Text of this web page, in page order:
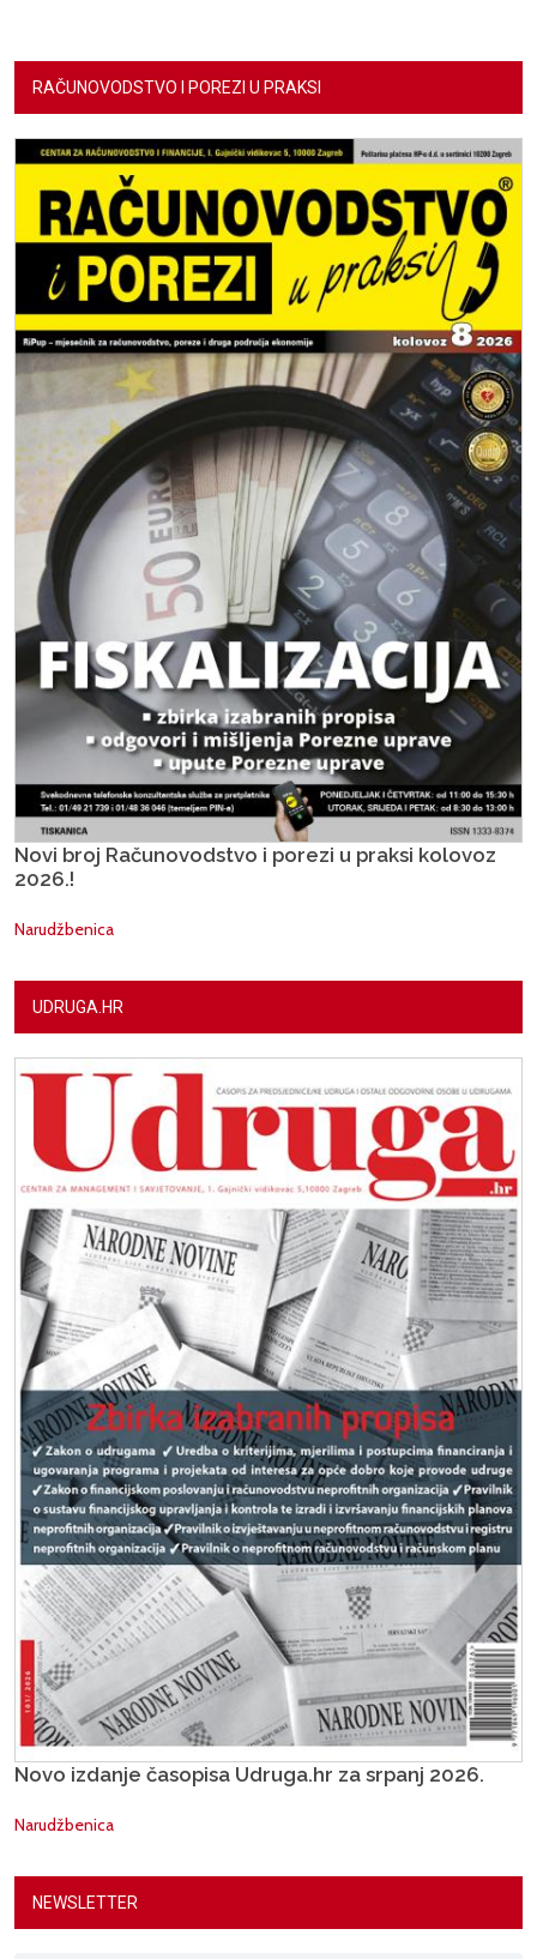
RAČUNOVODSTVO I POREZI U PRAKSI
Novi broj Računovodstvo i porezi u praksi kolovoz
2026.!
Narudžbenica
UDRUGA.HR
Novo izdanje časopisa Udruga.hr za srpanj 2026.
Narudžbenica
NEWSLETTER